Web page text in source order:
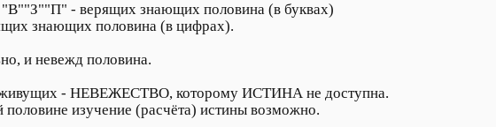
"В""З""П" - верящих знающих половина (в буквах)
знающих половина (в цифрах).
и невежд половина.
живущих - НЕВЕЖЕСТВО, которому ИСТИНА не доступна.
половине изучение (расчёта) истины возможно.